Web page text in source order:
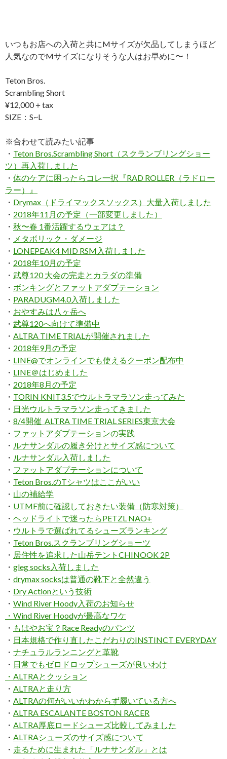
いつもお店への入荷と共にMサイズが欠品してしまうほど
人気なのでMサイズになりそうな人はお早めに〜！
Teton Bros.
Scrambling Short
¥12,000＋tax
SIZE：S~L
※合わせて読みたい記事
・ Teton Bros.Scrambling Short（スクランブリングショー
ツ）再入荷しました
・ 体のケアに困ったらコレ一択『RAD ROLLER（ラドロー
ラー）』
・ Drymax（ドライマックスソックス）大量入荷しました
・ 2018年11月の予定（一部変更しました）
・ 秋〜春 1番活躍するウェアは？
・ メタボリック・ダメージ
・ LONEPEAK4 MID RSM入荷しました
・ 2018年10月の予定
・ 武尊120 大会の完走とカラダの準備
・ ボンキングとファットアダプテーション
・ PARADUGM4.0入荷しました
・ おやすみは八ヶ岳へ
・ 武尊120へ向けて準備中
・ ALTRA TIME TRIALが開催されました
・ 2018年9月の予定
・ LINE@でオンラインでも使えるクーポン配布中
・ LINE＠はじめました
・ 2018年8月の予定
・ TORIN KNIT3.5でウルトラマラソン走ってみた
・ 日光ウルトラマラソン走ってきました
・ 8/4開催 ALTRA TIME TRIAL SERIES東京大会
・ ファットアダプテーションの実践
・ ルナサンダルの履き分けとサイズ感について
・ ルナサンダル入荷しました
・ ファットアダプテーションについて
・ Teton Bros.のTシャツはここがいい
・ 山の補給学
・ UTMF前に確認しておきたい装備（防寒対策）
・ ヘッドライトで迷ったらPETZL NAO+
・ ウルトラで選ばれてるシューズランキング
・ Teton Bros.スクランブリングショーツ
・ 居住性を追求した山岳テントCHINOOK 2P
・ gleg socks入荷しました
・ drymax socksは普通の靴下と全然違う
・ Dry Actionという技術
・ Wind River Hoody入荷のお知らせ
・Wind River Hoodyが最高なワケ
・ もはやお宝？Race Readyのパンツ
・ 日本規格で作り直したこだわりのINSTINCT EVERYDAY
・ ナチュラルランニングと革靴
・ 日常でもゼロドロップシューズが良いわけ
・ ALTRAとクッション
・ ALTRAと走り方
・ ALTRAの何がいいかわからず履いている方へ
・ ALTRA ESCALANTE BOSTON RACER
・ ALTRA厚底ロードシューズ比較してみました
・ ALTRAシューズのサイズ感について
・ 走るために生まれた「ルナサンダル」とは